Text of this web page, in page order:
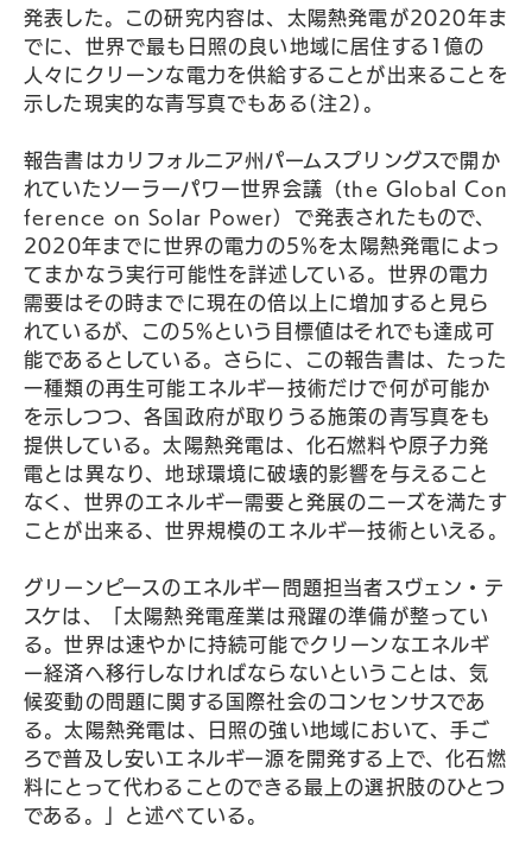
発表した。この研究内容は、太陽熱発電が2020年ま
でに、世界で最も日照の良い地域に居住する1億の
人々にクリーンな電力を供給することが出来ることを
示した現実的な青写真でもある(注2)。
報告書はカリフォルニア州パームスプリングスで開か
れていたソーラーパワー世界会議（the Global Con
ference on Solar Power）で発表されたもので、
2020年までに世界の電力の5%を太陽熱発電によっ
てまかなう実行可能性を詳述している。世界の電力
需要はその時までに現在の倍以上に増加すると見ら
れているが、この5%という目標値はそれでも達成可
能であるとしている。さらに、この報告書は、たった
一種類の再生可能エネルギー技術だけで何が可能か
を示しつつ、各国政府が取りうる施策の青写真をも
提供している。太陽熱発電は、化石燃料や原子力発
電とは異なり、地球環境に破壊的影響を与えること
なく、世界のエネルギー需要と発展のニーズを満たす
ことが出来る、世界規模のエネルギー技術といえる。
グリーンピースのエネルギー問題担当者スヴェン・テ
スケは、「太陽熱発電産業は飛躍の準備が整ってい
る。世界は速やかに持続可能でクリーンなエネルギ
ー経済へ移行しなければならないということは、気
候変動の問題に関する国際社会のコンセンサスであ
る。太陽熱発電は、日照の強い地域において、手ご
ろで普及し安いエネルギー源を開発する上で、化石燃
料にとって代わることのできる最上の選択肢のひとつ
である。」と述べている。